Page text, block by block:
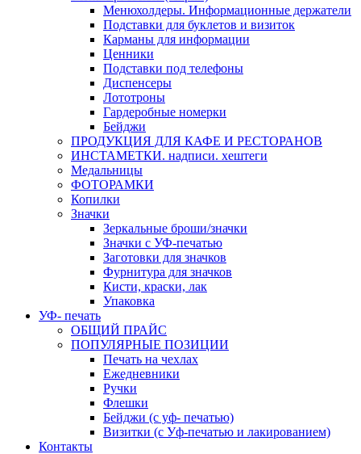
Менюхолдеры. Информационные держатели
Подставки для буклетов и визиток
Карманы для информации
Ценники
Подставки под телефоны
Диспенсеры
Лототроны
Гардеробные номерки
Бейджи
ПРОДУКЦИЯ ДЛЯ КАФЕ И РЕСТОРАНОВ
ИНСТАМЕТКИ. надписи. хештеги
Медальницы
ФОТОРАМКИ
Копилки
Значки
Зеркальные броши/значки
Значки с УФ-печатью
Заготовки для значков
Фурнитура для значков
Кисти, краски, лак
Упаковка
УФ- печать
ОБЩИЙ ПРАЙС
ПОПУЛЯРНЫЕ ПОЗИЦИИ
Печать на чехлах
Ежедневники
Ручки
Флешки
Бейджи (с уф- печатью)
Визитки (с Уф-печатью и лакированием)
Контакты